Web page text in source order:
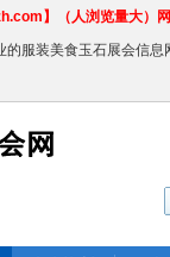
】（人浏览量大）
服装美食玉石展会信息